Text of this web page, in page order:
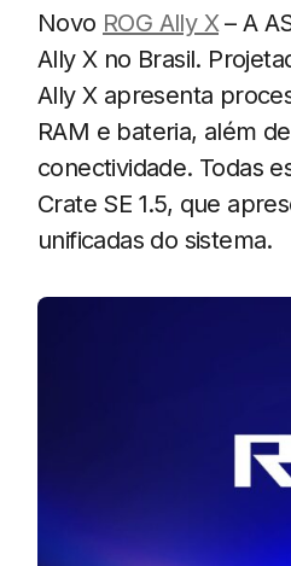
Novo ROG Ally X– A
Ally X no Brasil.
Ally X apresenta
RAM e bateria, além
conectividade. Todas
Crate SE 1.5, que
unificadas do sistema.